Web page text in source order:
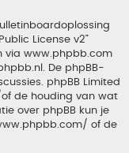
License v2”
via www.phpbb.com
. De phpBB-
phpBB Limited
de houding van wat
over phpBB kun je
of de